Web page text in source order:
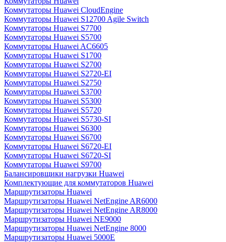
Коммутаторы Huawei CloudEngine
Коммутаторы Huawei S12700 Agile Switch
Коммутаторы Huawei S7700
Коммутаторы Huawei S5700
Коммутаторы Huawei AC6605
Коммутаторы Huawei S1700
Коммутаторы Huawei S2700
Коммутаторы Huawei S2720-EI
Коммутаторы Huawei S2750
Коммутаторы Huawei S3700
Коммутаторы Huawei S5300
Коммутаторы Huawei S5720
Коммутаторы Huawei S5730-SI
Коммутаторы Huawei S6300
Коммутаторы Huawei S6700
Коммутаторы Huawei S6720-EI
Коммутаторы Huawei S6720-SI
Коммутаторы Huawei S9700
Балансировщики нагрузки Huawei
Комплектующие для коммутаторов Huawei
Маршрутизаторы Huawei
Маршрутизаторы Huawei NetEngine AR6000
Маршрутизаторы Huawei NetEngine AR8000
Маршрутизаторы Huawei NE9000
Маршрутизаторы Huawei NetEngine 8000
Маршрутизаторы Huawei 5000E